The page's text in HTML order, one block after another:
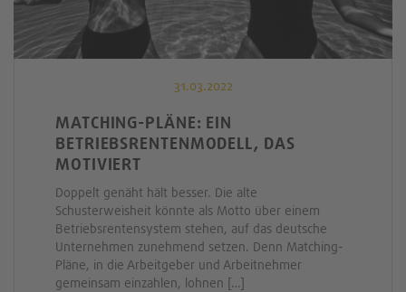
31.03.2022
MATCHING-PLÄNE: EIN
BETRIEBSRENTENMODELL, DAS
MOTIVIERT
Doppelt genäht hält besser. Die alte
Schusterweisheit könnte als Motto über einem
Betriebsrentensystem stehen, auf das deutsche
Unternehmen zunehmend setzen. Denn Matching-
Pläne, in die Arbeitgeber und Arbeitnehmer
gemeinsam einzahlen, lohnen […]